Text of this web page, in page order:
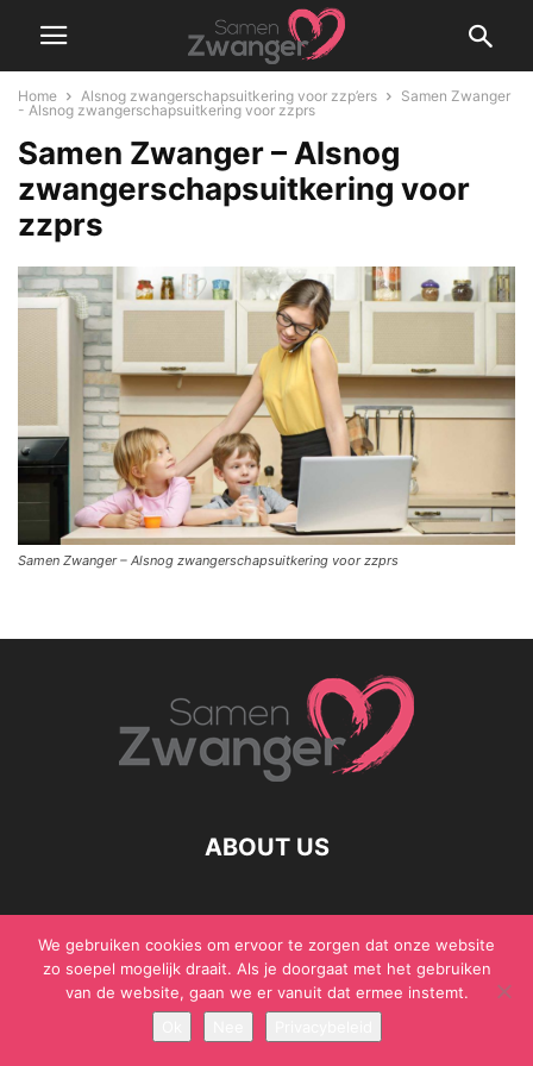
Home Alsnog zwangerschapsuitkering voor zzp’ers
Samen Zwanger
- Alsnog zwangerschapsuitkering voor zzprs
Samen Zwanger – Alsnog
zwangerschapsuitkering voor
zzprs
Samen Zwanger – Alsnog zwangerschapsuitkering voor zzprs
ABOUT US
© Samen Zwanger - Copyright - Gericht Media 2017 - 2021
We gebruiken cookies om ervoor te zorgen dat onze website
zo soepel mogelijk draait. Als je doorgaat met het gebruiken
van de website, gaan we er vanuit dat ermee instemt.